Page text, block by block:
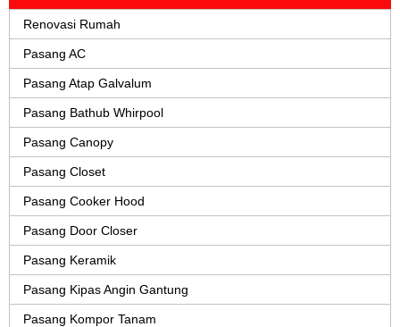
Renovasi Rumah
Pasang AC
Pasang Atap Galvalum
Pasang Bathub Whirpool
Pasang Canopy
Pasang Closet
Pasang Cooker Hood
Pasang Door Closer
Pasang Keramik
Pasang Kipas Angin Gantung
Pasang Kompor Tanam